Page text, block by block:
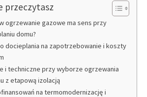
przeczytasz
ogrzewanie gazowe ma sens przy
domu?
docieplania na zapotrzebowanie i koszty
i techniczne przy wyborze ogrzewania
z etapową izolacją
na termomodernizację i